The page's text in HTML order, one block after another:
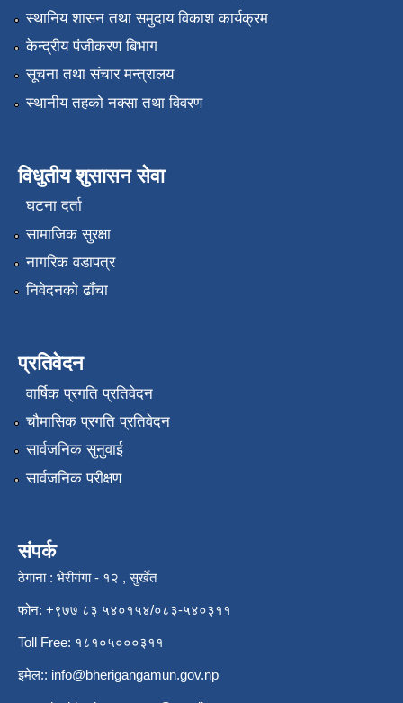
स्थानिय शासन तथा समुदाय विकाश कार्यक्रम
केन्द्रीय पंजीकरण बिभाग
सूचना तथा संचार मन्त्रालय
स्थानीय तहको नक्सा तथा विवरण
विधुतीय शुसासन सेवा
घटना दर्ता
सामाजिक सुरक्षा
नागरिक वडापत्र
निवेदनको ढाँचा
प्रतिवेदन
वार्षिक प्रगति प्रतिवेदन
चौमासिक प्रगति प्रतिवेदन
सार्वजनिक सुनुवाई
सार्वजनिक परीक्षण
संपर्क
ठेगाना : भेरीगंगा - १२ , सुर्खेत
फोन: +९७७ ८३ ५४०१५४/०८३-५४०३११
Toll Free: १८१०५०००३११
इमेल:: info@bherigangamun.gov.np